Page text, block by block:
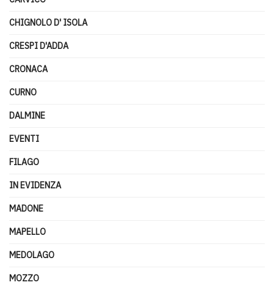
CHIGNOLO D' ISOLA
CRESPI D'ADDA
CRONACA
CURNO
DALMINE
EVENTI
FILAGO
IN EVIDENZA
MADONE
MAPELLO
MEDOLAGO
MOZZO